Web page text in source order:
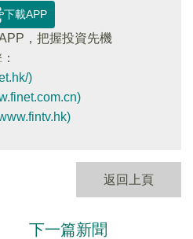
下載APP
，把握投資先機
)
返回上頁
下一篇新聞